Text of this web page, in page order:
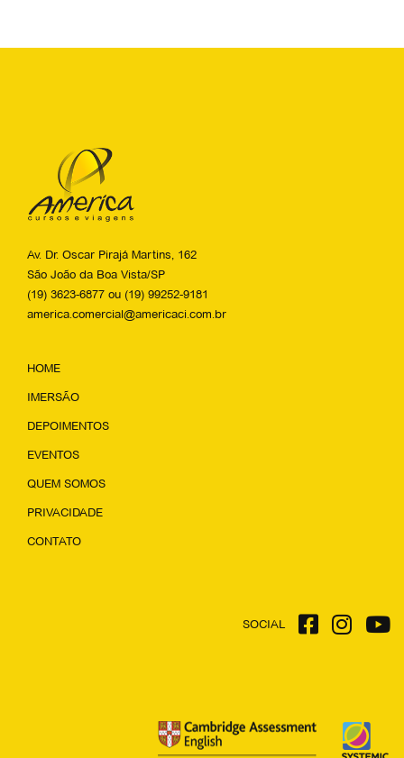
Av. Dr. Oscar Pirajá Martins, 162
São João da Boa Vista/SP
(19) 3623-6877 ou (19) 99252-9181
america.comercial@americaci.com.br
HOME
IMERSÃO
DEPOIMENTOS
EVENTOS
QUEM SOMOS
PRIVACIDADE
CONTATO
SOCIAL